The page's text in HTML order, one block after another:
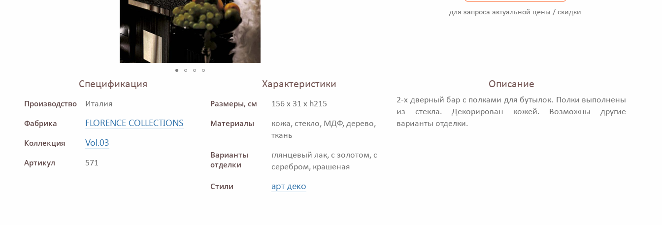
для запроса актуальной цены / скидки
Спецификация
Производство Италия
Фабрика FLORENCE COLLECTIONS
Коллекция Vol.03
Артикул 571
Характеристики
Размеры, см 156 x 31 x h215
Материалы
кожа, стекло, МДФ, дерево,
ткань
Варианты
отделки
глянцевый лак, с золотом, с
серебром, крашеная
Стили арт деко
Описание
2-х дверный бар с полками для бутылок. Полки выполнены
из стекла. Декорирован кожей. Возможны другие
варианты отделки.